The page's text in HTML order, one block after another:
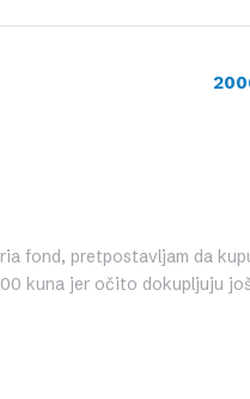
fond, pretpostavljam da
kuna jer očito dokupljuju